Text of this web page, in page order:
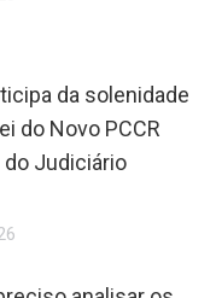
da solenidade
do Novo PCCR
Judiciário